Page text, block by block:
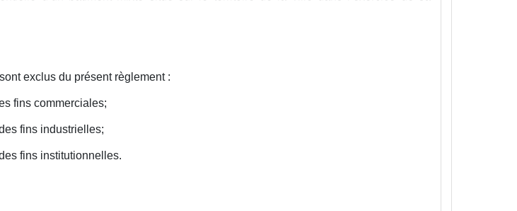
exclus du présent règlement :
fins commerciales;
fins industrielles;
fins institutionnelles.